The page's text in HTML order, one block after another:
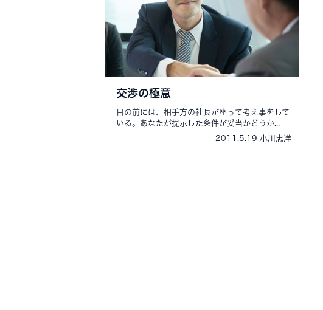
交渉の極意
目の前には、相手方の社長が座って考え事をして
いる。あなたが提示した条件が妥当かどうか...
2011.5.19 小川忠洋